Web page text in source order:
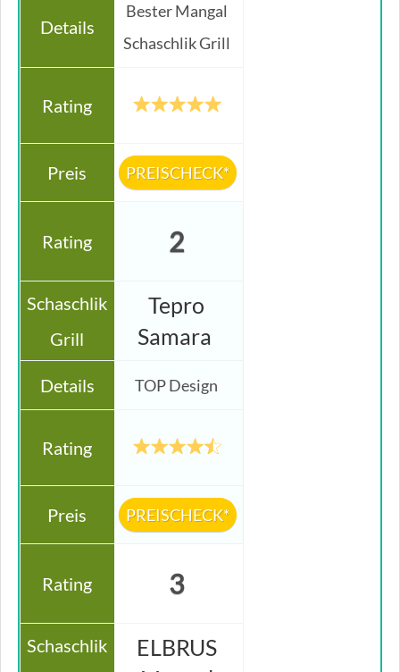
Bester Mangal
Schaschlik Grill
PREISCHECK*
2
Tepro
Samara
TOP Design
PREISCHECK*
3
ELBRUS